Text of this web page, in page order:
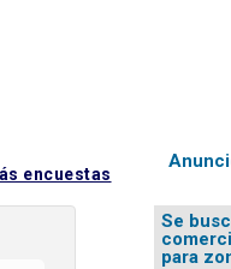
encuestas
Se
para